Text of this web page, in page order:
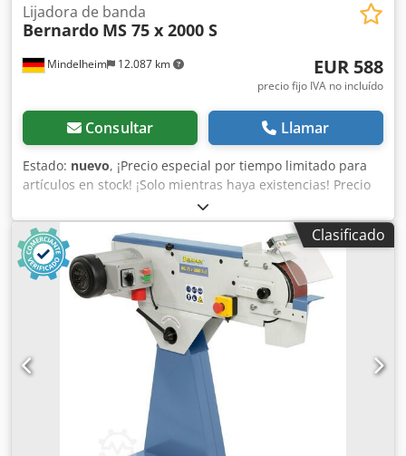
Mindelheim 12.087 km
Lijadora de banda
Bernardo MS 75 x 2000 S
EUR 588
precio fijo IVA no incluído
Consultar Llamar
Estado: nuevo, ¡Precio especial por tiempo limitado para
artículos en stock! ¡Solo mientras haya existencias! Precio
en fábrica, IVA no incluido. Lijadora de banda: Bernardo
Tipo/Modelo: MS 75 x 2000 S Estado: nuevo Dimensiones
de la banda: 75 x 2000 mm Velocidad de la banda: 29 m/s
Disco de contacto Ø x ancho: 200 / 80 mm Mesa de lijado
plano: 460 x 75 mm Conexión para aspiración: 100 mm
Potencia de salida del motor S1 100%: 3,0 kW Potencia de
entrada del motor S6 40%: 4,0 kW Crjdpfx Aqofnr Aioqjf
Voltaje: 400 V Longitud: 1080 mm Ancho: 440 mm Altura:
1000 mm Peso aproximado: 66 kg Características: Buen
rendimiento de lijado gracias a la alta velocidad de la
banda Ajuste rápido para la posición horizontal e inclinada
Superficie de lijado plano continua para un lijado óptimo
de piezas largas Tensión de banda constante gracias al
sistema de sujeción con resorte Uso universal para el
Clasificado